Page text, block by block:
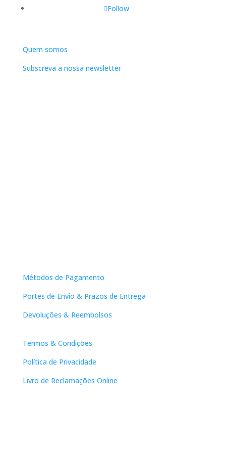
Follow
Quem somos
Subscreva a nossa newsletter
Métodos de Pagamento
Portes de Envio & Prazos de Entrega
Devoluções & Reembolsos
Termos & Condições
Política de Privacidade
Livro de Reclamações Online